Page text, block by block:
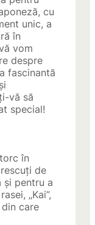
cu
unic, a
în
vom
despre
fascinantă
vă să
special!
în
de
și pentru a
„Kai”,
care